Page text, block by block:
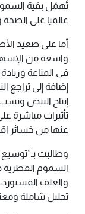
تُهمَل بقية السموم
عالميا على الصحة
أما على صعيد
واسعة من
في المناعة وزيادة
إضافة إلى تراجع
إنتاج البيض
تأثيرات مباشرة
عنها من خسائر
وطالبت
السموم الفطرية
والعلف
تحليل شاملة